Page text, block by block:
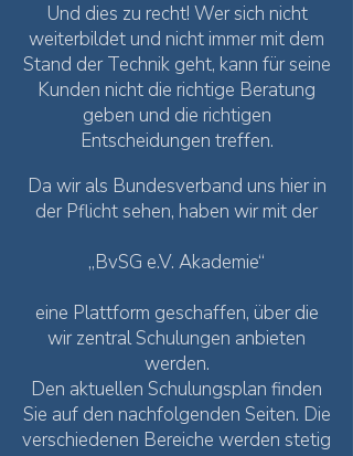
Und dies zu recht! Wer sich nicht
weiterbildet und nicht immer mit dem
Stand der Technik geht, kann für seine
Kunden nicht die richtige Beratung
geben und die richtigen
Entscheidungen treffen.
Da wir als Bundesverband uns hier in
der Pflicht sehen, haben wir mit der
„BvSG e.V. Akademie“
eine Plattform geschaffen, über die
wir zentral Schulungen anbieten
werden.
Den aktuellen Schulungsplan finden
Sie auf den nachfolgenden Seiten. Die
verschiedenen Bereiche werden stetig